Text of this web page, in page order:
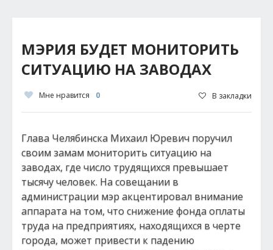
МЭРИЯ БУДЕТ МОНИТОРИТЬ
СИТУАЦИЮ НА ЗАВОДАХ
Мне нравится 0 В закладки
Глава Челябинска Михаил Юревич поручил
своим замам мониторить ситуацию на
заводах, где число трудящихся превышает
тысячу человек. На совещании в
администрации мэр акцентировал внимание
аппарата на том, что снижение фонда оплаты
труда на предприятиях, находящихся в черте
города, может привести к падению